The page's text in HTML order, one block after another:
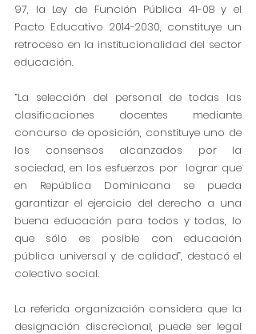
97, la Ley de Función Pública 41-08 y el
Pacto Educativo 2014-2030, constituye un
retroceso en la institucionalidad del sector
educación.
“La selección del personal de todas las
clasificaciones docentes mediante
concurso de oposición, constituye uno de
los consensos alcanzados por la
sociedad, en los esfuerzos por  lograr que
en República Dominicana se pueda
garantizar el ejercicio del derecho a una
buena educación para todos y todas, lo
que sólo es posible con educación
pública universal y de calidad”, destacó el
colectivo social.
La referida organización considera que la
designación discrecional, puede ser legal